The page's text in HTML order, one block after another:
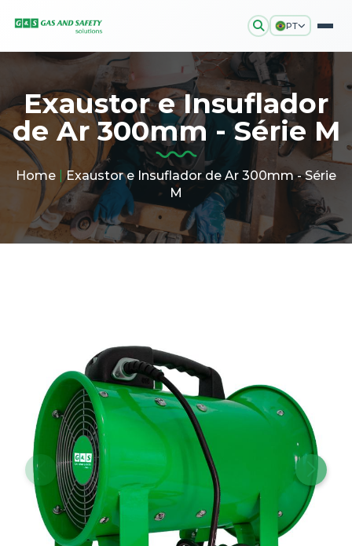
PT
Exaustor e Insuflador
de Ar 300mm - Série M
Home |Exaustor e Insuflador de Ar 300mm - Série
M